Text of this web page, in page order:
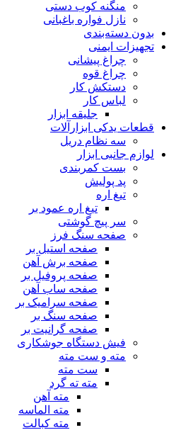
منگنه کوب دستی
نازل فواره باغبانی
بدون دسته‌بندی
تجهیزات ایمنی
چراغ پیشانی
چراغ قوه
دستکش کار
لباس کار
جلیقه ابزار
قطعات یدکی ابزارآلات
سه نظام دریل
لوازم جانبی ابزار
بست کمربندی
پد پولیش
تیغ اره
تیغ اره عمود بر
سر پیچ گوشتی
صفحه سنگ فرز
صفحه استیل بر
صفحه برش آهن
صفحه پروفیل بر
صفحه ساب آهن
صفحه سرامیک بر
صفحه سنگ بر
صفحه گرانیت بر
فیش دستگاه جوشکاری
مته و ست مته
ست مته
مته ته گرد
مته آهن
مته الماسه
مته کبالت